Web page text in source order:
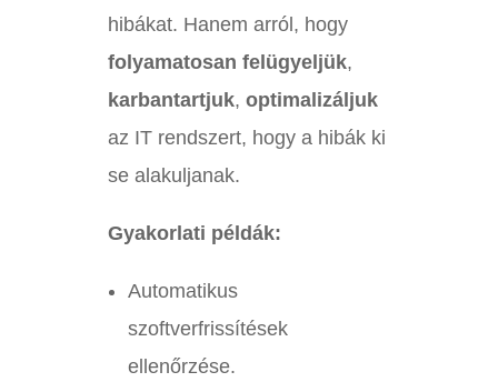
hibákat. Hanem arról, hogy
folyamatosan felügyeljük,
karbantartjuk, optimalizáljuk
az IT rendszert, hogy a hibák ki
se alakuljanak.
Gyakorlati példák:
Automatikus
szoftverfrissítések
ellenőrzése.